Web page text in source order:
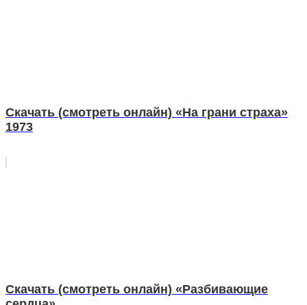
Скачать (смотреть онлайн) «На грани страха»
1973
Скачать (смотреть онлайн) «Разбивающие